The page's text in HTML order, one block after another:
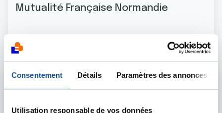
Consentement Détails Paramètres des annonces
Utilisation responsable de vos données
Mutualité Française Normandie
Découvrir leur engagement